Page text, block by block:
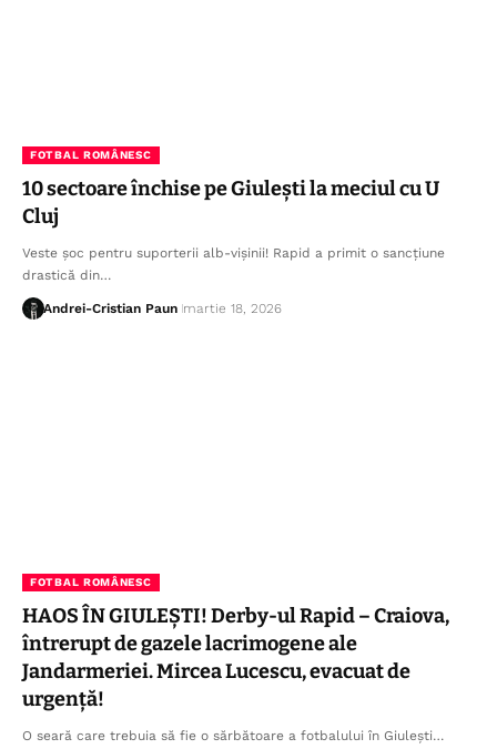
FOTBAL ROMÂNESC
10 sectoare închise pe Giulești la meciul cu U
Cluj
Veste șoc pentru suporterii alb-vișinii! Rapid a primit o sancțiune
drastică din…
Andrei-Cristian Paun martie 18, 2026
FOTBAL ROMÂNESC
HAOS ÎN GIULEȘTI! Derby-ul Rapid – Craiova,
întrerupt de gazele lacrimogene ale
Jandarmeriei. Mircea Lucescu, evacuat de
urgență!
O seară care trebuia să fie o sărbătoare a fotbalului în Giulești…